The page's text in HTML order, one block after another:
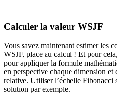
Calculer la valeur WSJF
Vous savez maintenant estimer les
WSJF, place au calcul ! Et pour
pour appliquer la formule
en perspective chaque dimension
relative. Utiliser l’échelle Fibonacci
solution par exemple.